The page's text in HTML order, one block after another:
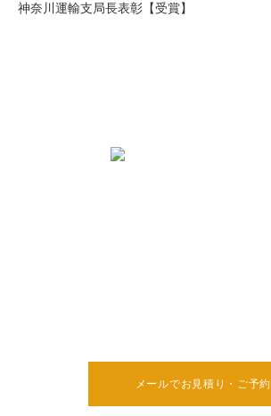
神奈川運輸支局長表彰【受賞】
メールでお見積り・ご予約